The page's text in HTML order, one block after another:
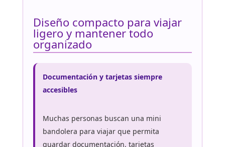
Diseño compacto para viajar
ligero y mantener todo
organizado
Documentación y tarjetas siempre
accesibles
Muchas personas buscan una mini
bandolera para viajar que permita
guardar documentación, tarjetas